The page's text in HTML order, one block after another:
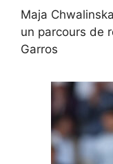
Maja
un parcours de
Garros